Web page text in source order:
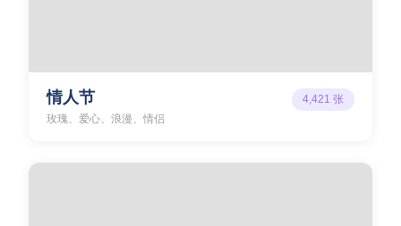
情人节
玫瑰、爱心、浪漫、情侣
4,421 张